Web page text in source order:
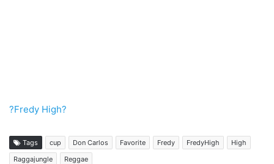
?Fredy High?
Tags cup Don Carlos Favorite Fredy FredyHigh
High
Raggajungle
Reggae